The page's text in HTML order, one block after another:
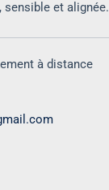
et alignée.
à distance